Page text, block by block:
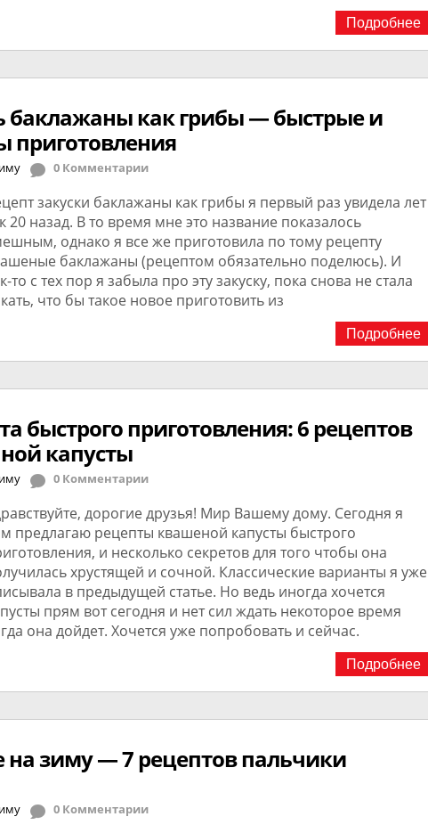
Подробнее
баклажаны как грибы — быстрые и
приготовления
0 Комментарии
закуски баклажаны как грибы я первый раз увидела лет
20 назад. В то время мне это название показалось
однако я все же приготовила по тому рецепту
баклажаны (рецептом обязательно поделюсь). И
то с тех пор я забыла про эту закуску, пока снова не стала
что бы такое новое приготовить из
Подробнее
быстрого приготовления: 6 рецептов
капусты
0 Комментарии
дорогие друзья! Мир Вашему дому. Сегодня я
предлагаю рецепты квашеной капусты быстрого
и несколько секретов для того чтобы она
хрустящей и сочной. Классические варианты я уже
в предыдущей статье. Но ведь иногда хочется
прям вот сегодня и нет сил ждать некоторое время
она дойдет. Хочется уже попробовать и сейчас.
Подробнее
на зиму — 7 рецептов пальчики
0 Комментарии